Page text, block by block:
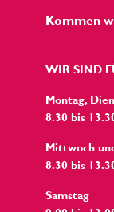
Kommen
WIR SIND
Montag,
8.30 bis
Mittwoch
8.30 bis
Samstag